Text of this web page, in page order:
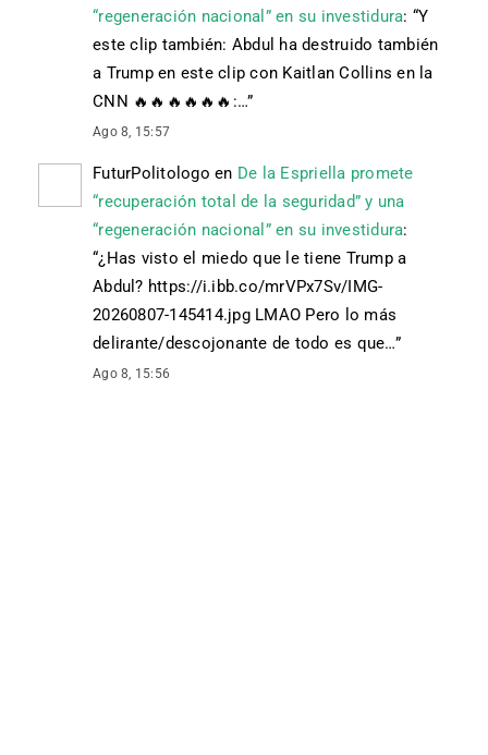
“regeneración nacional” en su investidura: “Y
este clip también: Abdul ha destruido también
a Trump en este clip con Kaitlan Collins en la
CNN 🔥🔥🔥🔥🔥🔥:…”
Ago 8, 15:57
FuturPolitologo en De la Espriella promete
“recuperación total de la seguridad” y una
“regeneración nacional” en su investidura:
“¿Has visto el miedo que le tiene Trump a
Abdul? https://i.ibb.co/mrVPx7Sv/IMG-
20260807-145414.jpg LMAO Pero lo más
delirante/descojonante de todo es que…”
Ago 8, 15:56